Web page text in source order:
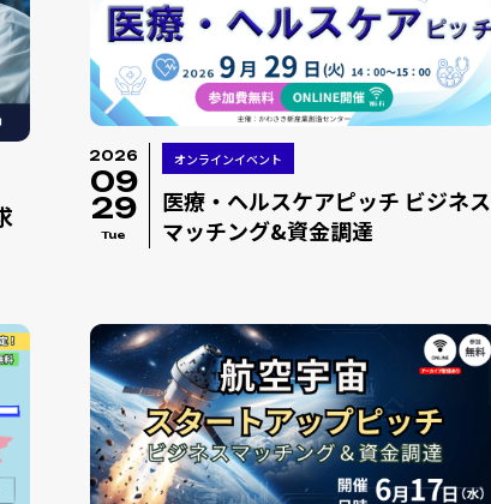
2026
09
29
Tue
オンラインイベント
医療・ヘルスケアピッチ ビジネス
マッチング&資金調達